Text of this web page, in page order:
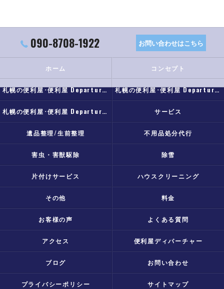
090-8708-1922 お問い合わせはこちら
ホーム コンセプト
札幌の便利屋･便利屋 Departureの口コミ情報 札幌の便利屋･便利屋 Departureの評判
札幌の便利屋･便利屋 Departureのお客様の声 サービス
遺品整理/生前整理 不用品処分代行
害虫・害獣駆除 除雪
片付けサービス ハウスクリーニング
その他 料金
お客様の声 よくある質問
アクセス 便利屋ディパーチャー
ブログ お問い合わせ
プライバシーポリシー サイトマップ